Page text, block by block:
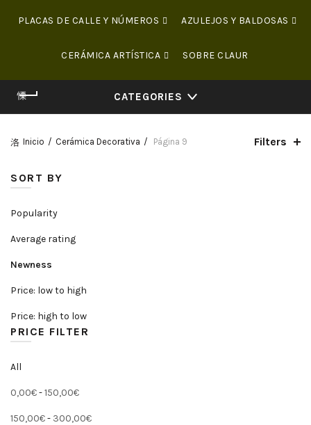
PLACAS DE CALLE Y NÚMEROS AZULEJOS Y BALDOSAS
CERÁMICA ARTÍSTICA SOBRE CLAUR
CATEGORIES
Inicio Cerámica Decorativa Página 9 Filters
SORT BY
Popularity
Average rating
Newness
Price: low to high
Price: high to low
PRICE FILTER
All
0,00€-150,00€
150,00€- 300,00€